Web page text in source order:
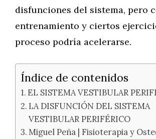
disfunciones del sistema, pero
entrenamiento y ciertos
proceso podría acelerarse.
Índice de contenidos
EL SISTEMA VESTIBULAR
LA DISFUNCIÓN DEL SISTEMA
VESTIBULAR PERIFÉRICO
Miguel Peña | Fisioterapia y